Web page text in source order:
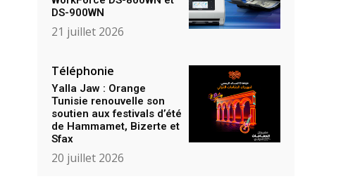
DS-900WN
21 juillet 2026
Téléphonie
Yalla Jaw : Orange
Tunisie renouvelle son
soutien aux festivals d’été
de Hammamet, Bizerte et
Sfax
20 juillet 2026